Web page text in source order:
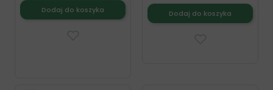
Dodaj do koszyka Dodaj do koszyka